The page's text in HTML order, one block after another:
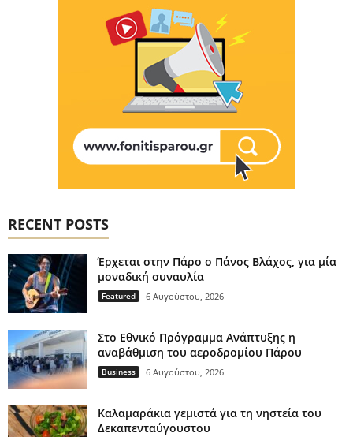
RECENT POSTS
Έρχεται στην Πάρο ο Πάνος Βλάχος, για μία
μοναδική συναυλία
Featured 6 Αυγούστου, 2026
Στο Εθνικό Πρόγραμμα Ανάπτυξης η
αναβάθμιση του αεροδρομίου Πάρου
Business 6 Αυγούστου, 2026
Καλαμαράκια γεμιστά για τη νηστεία του
Δεκαπενταύγουστου